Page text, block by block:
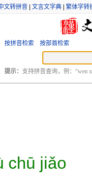
文转拼音 文言文字典 繁体字转
按拼音检索 按部首检索
提示： 支持拼音查询，例：“wen
chū jiǎo